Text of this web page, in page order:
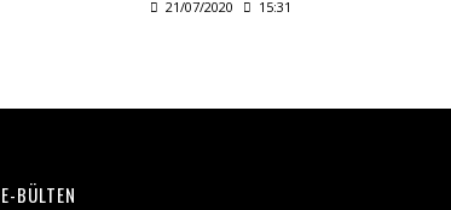
21/07/2020 15:31
E-BÜLTEN